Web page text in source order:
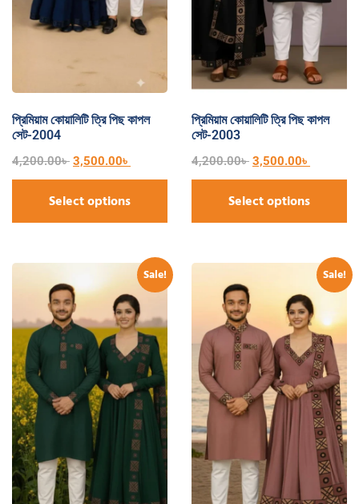
প্রিমিয়াম কোয়ালিটি ত্রি পিছ কাপল
সেট-2004
4,200.00৳ 3,500.00৳
Select options
প্রিমিয়াম কোয়ালিটি ত্রি পিছ কাপল
সেট-2003
4,200.00৳ 3,500.00৳
Select options
Sale! Sale!